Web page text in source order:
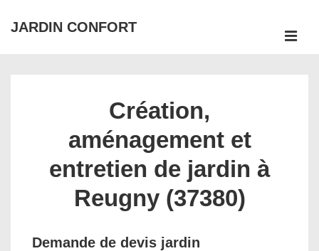
passer
JARDIN CONFORT
Création,
aménagement et
entretien de jardin à
Reugny (37380)
Demande de devis jardin